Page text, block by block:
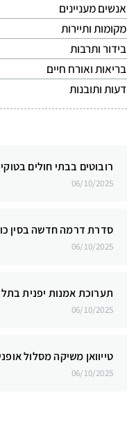
אנשים מעניינים
מקומות ותיירות
בידור ותרבות
בריאות ואורח חיים
דעות ותובנות
רובוטים בבתי חולים
06/10/2025
סדרת דרמה חדשה בסין
06/10/2025
תערוכת אמנות יפנית
06/10/2025
טייוואן משיקה מסלול
06/10/2025